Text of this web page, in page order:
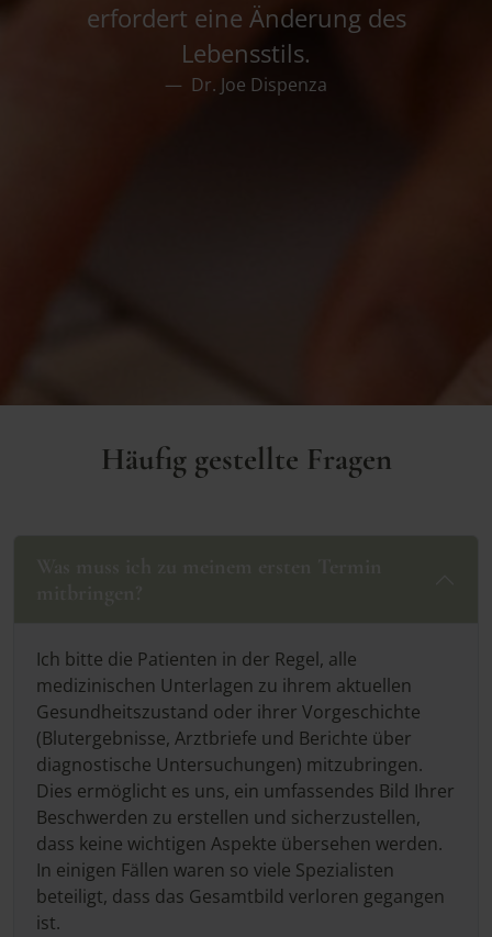
erfordert eine Änderung des
Lebensstils.
Dr. Joe Dispenza
Häufig gestellte Fragen
Ich bitte die Patienten in der Regel, alle
medizinischen Unterlagen zu ihrem aktuellen
Gesundheitszustand oder ihrer Vorgeschichte
(Blutergebnisse, Arztbriefe und Berichte über
diagnostische Untersuchungen) mitzubringen.
Dies ermöglicht es uns, ein umfassendes Bild Ihrer
Beschwerden zu erstellen und sicherzustellen,
dass keine wichtigen Aspekte übersehen werden.
In einigen Fällen waren so viele Spezialisten
beteiligt, dass das Gesamtbild verloren gegangen
ist.